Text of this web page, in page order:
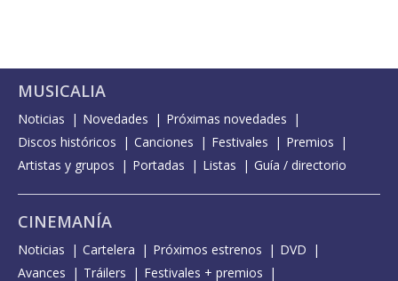
MUSICALIA
Noticias Novedades
Próximas novedades
Discos históricos
Canciones Festivales
Premios
Artistas y grupos
Portadas Listas Guía / directorio
CINEMANÍA
Noticias Cartelera Próximos estrenos
DVD
Avances
Tráilers Festivales + premios